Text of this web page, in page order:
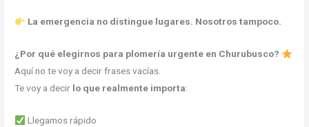
La emergencia no distingue lugares. Nosotros tampoco.
¿Por qué elegirnos para plomería urgente en Churubusco?
Aquí no te voy a decir frases vacías.
Te voy a decir lo que realmente importa:
Llegamos rápido